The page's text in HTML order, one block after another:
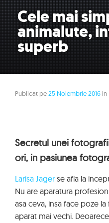
Cele mai
animalute,
superb
Publicat pe25 Noiembrie 2016 in
Secretul unei
ori, in pasiunea
Larisa Jager se afla la
Nu are aparatura
asa ceva, insa face poze
aparat mai vechi.